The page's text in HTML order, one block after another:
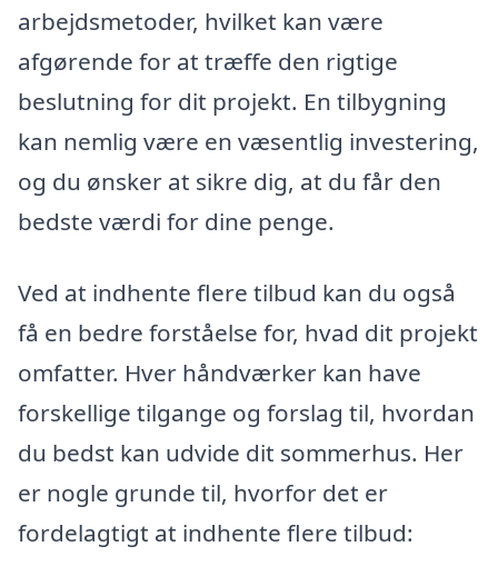
arbejdsmetoder, hvilket kan være
afgørende for at træffe den rigtige
beslutning for dit projekt. En tilbygning
kan nemlig være en væsentlig investering,
og du ønsker at sikre dig, at du får den
bedste værdi for dine penge.
Ved at indhente flere tilbud kan du også
få en bedre forståelse for, hvad dit projekt
omfatter. Hver håndværker kan have
forskellige tilgange og forslag til, hvordan
du bedst kan udvide dit sommerhus. Her
er nogle grunde til, hvorfor det er
fordelagtigt at indhente flere tilbud: